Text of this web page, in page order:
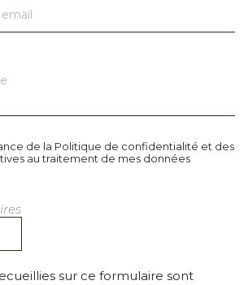
de la Politique de confidentialité et des
au traitement de mes données
sur ce formulaire sont